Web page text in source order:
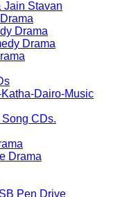
Jain Stavan
Drama
Drama
Dairo-Music
CDs.
Drama
Pen Drive